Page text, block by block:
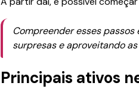
Compreender esses
surpresas e aproveitando
Principais ativos